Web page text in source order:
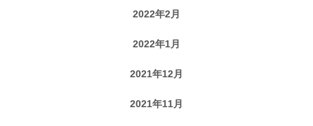
2022年2月
2022年1月
2021年12月
2021年11月